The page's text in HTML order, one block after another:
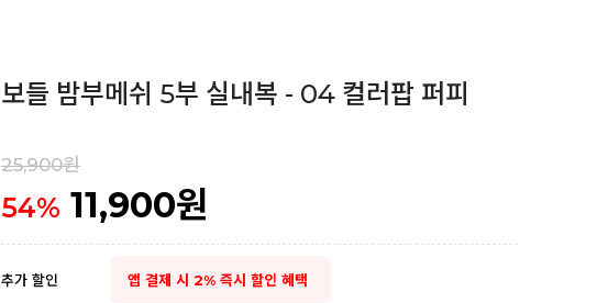
보들 밤부메쉬 5부 실내복 - 04 컬러팝 퍼피
25,900원
54% 11,900원
추가 할인 앱 결제 시 2% 즉시 할인 혜택